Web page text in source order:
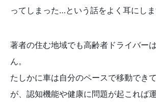
ってしまった…という話をよく耳にしま
著者の住む地域でも高齢者ドライバー
ん。
たしかに車は自分のペースで移動でき
が、認知機能や健康に問題が起これば